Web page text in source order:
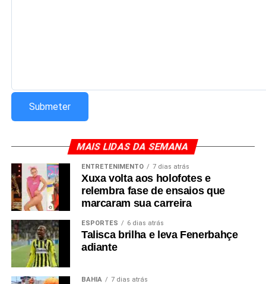
MAIS LIDAS DA SEMANA
ENTRETENIMENTO 7 dias atrás
Xuxa volta aos holofotes e
relembra fase de ensaios que
marcaram sua carreira
ESPORTES 6 dias atrás
Talisca brilha e leva Fenerbahçe
adiante
BAHIA 7 dias atrás